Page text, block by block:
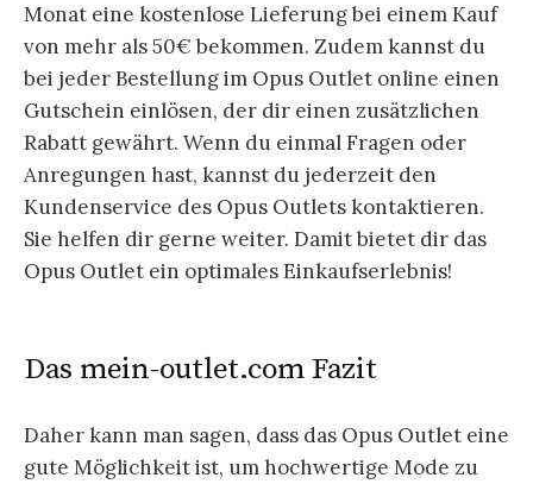
Monat eine kostenlose Lieferung bei einem Kauf
von mehr als 50€ bekommen. Zudem kannst du
bei jeder Bestellung im Opus Outlet online einen
Gutschein einlösen, der dir einen zusätzlichen
Rabatt gewährt. Wenn du einmal Fragen oder
Anregungen hast, kannst du jederzeit den
Kundenservice des Opus Outlets kontaktieren.
Sie helfen dir gerne weiter. Damit bietet dir das
Opus Outlet ein optimales Einkaufserlebnis!
Das mein-outlet.com Fazit
Daher kann man sagen, dass das Opus Outlet eine
gute Möglichkeit ist, um hochwertige Mode zu